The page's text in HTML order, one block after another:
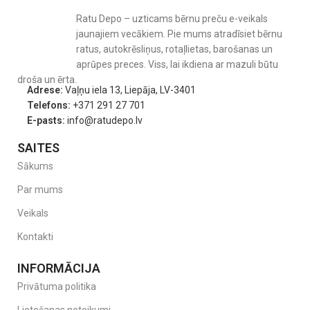
Aizsardzība jebkuros laikapstākļos.
Ratu Depo – uzticams bērnu preču e-veikals
jaunajiem vecākiem. Pie mums atradīsiet bērnu
ratus, autokrēsliņus, rotaļlietas, barošanas un
aprūpes preces. Viss, lai ikdiena ar mazuli būtu
droša un ērta.
Adrese: Vaļņu iela 13, Liepāja, LV-3401
Telefons: +371 291 27 701
E-pasts: info@ratudepo.lv
SAITES
Sākums
Par mums
Veikals
Kontakti
INFORMĀCIJA
Privātuma politika